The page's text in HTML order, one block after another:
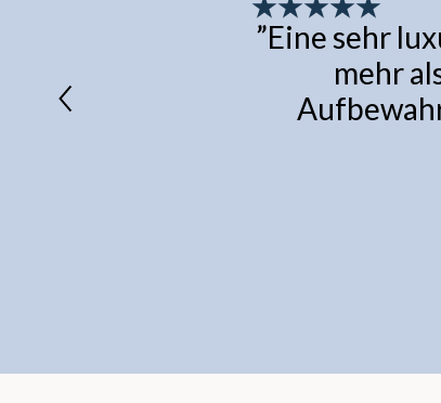
”Eine sehr
mehr